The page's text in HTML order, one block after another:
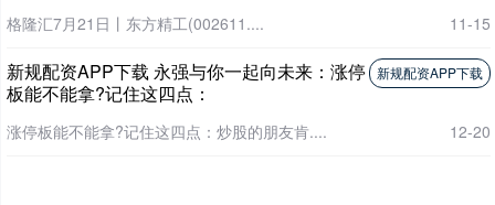
格隆汇7月21日丨东方精工(002611.... 11-15
新规配资APP下载
新规配资APP下载 永强与你一起向未来：涨停
板能不能拿?记住这四点：
涨停板能不能拿?记住这四点：炒股的朋友肯.... 12-20